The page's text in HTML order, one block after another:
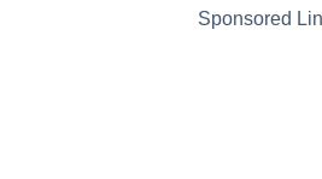
Sponsored